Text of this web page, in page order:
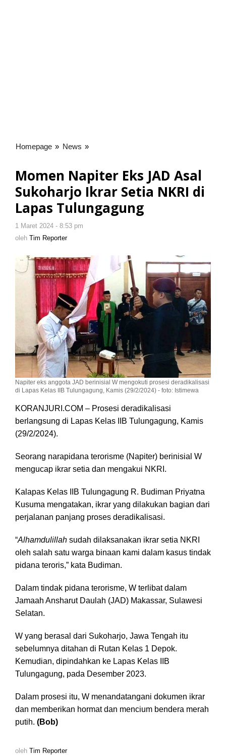
Homepage » News »
Eks
JAD
Asal
Ikrar
Lapas
Tulungagung
Momen Napiter Eks JAD Asal
Sukoharjo Ikrar Setia NKRI di
Lapas Tulungagung
1 Maret 2024 - 8:53 pm
oleh Tim Reporter
Napiter eks anggota JAD berinisial W mengokuti prosesi deradikalisasi
di Lapas Kelas IIB Tulungagung, Kamis (29/2/2024) - foto: Istimewa
KORANJURI.COM – Prosesi deradikalisasi
berlangsung di Lapas Kelas IIB Tulungagung, Kamis
(29/2/2024).
Seorang narapidana terorisme (Napiter) berinisial W
mengucap ikrar setia dan mengakui NKRI.
Kalapas Kelas IIB Tulungagung R. Budiman Priyatna
Kusuma mengatakan, ikrar yang dilakukan bagian dari
perjalanan panjang proses deradikalisasi.
“Alhamdulillah sudah dilaksanakan ikrar setia NKRI
oleh salah satu warga binaan kami dalam kasus tindak
pidana teroris,” kata Budiman.
Dalam tindak pidana terorisme, W terlibat dalam
Jamaah Ansharut Daulah (JAD) Makassar, Sulawesi
Selatan.
W yang berasal dari Sukoharjo, Jawa Tengah itu
sebelumnya ditahan di Rutan Kelas 1 Depok.
Kemudian, dipindahkan ke Lapas Kelas IIB
Tulungagung, pada Desember 2023.
Dalam prosesi itu, W menandatangani dokumen ikrar
dan memberikan hormat dan mencium bendera merah
putih. (Bob)
oleh Tim Reporter